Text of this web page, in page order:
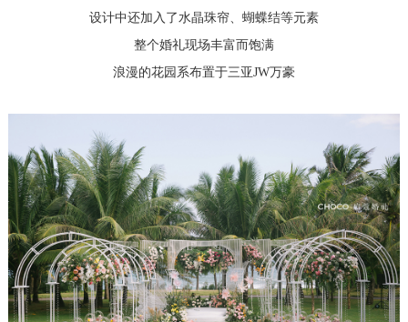
设计中还加入了水晶珠帘、蝴蝶结等元素
整个婚礼现场丰富而饱满
浪漫的花园系布置于三亚JW万豪